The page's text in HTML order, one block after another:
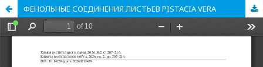
ФЕНОЛЬНЫЕ СОЕДИНЕНИЯ ЛИСТЬЕВ PISTACIA VERA